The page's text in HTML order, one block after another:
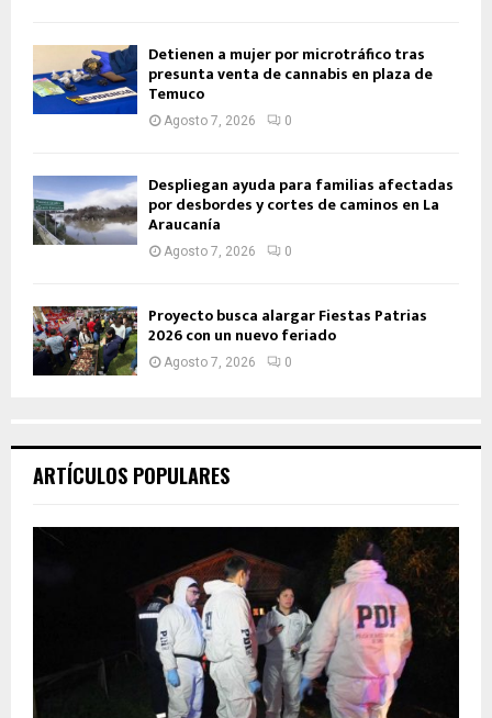
Detienen a mujer por microtráfico tras
presunta venta de cannabis en plaza de
Temuco
Agosto 7, 2026 0
Despliegan ayuda para familias afectadas
por desbordes y cortes de caminos en La
Araucanía
Agosto 7, 2026 0
Proyecto busca alargar Fiestas Patrias
2026 con un nuevo feriado
Agosto 7, 2026 0
ARTÍCULOS POPULARES